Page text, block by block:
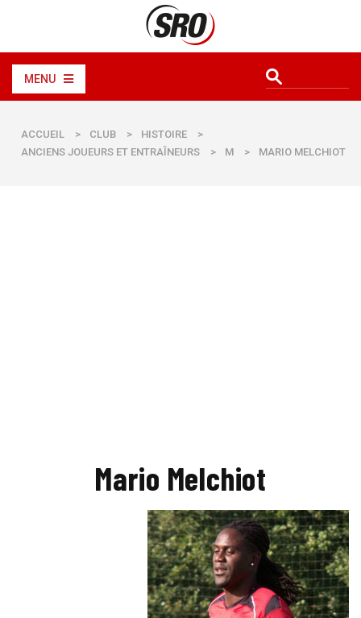
MENU
ACCUEIL > CLUB > HISTOIRE
>
ANCIENS JOUEURS ET ENTRAÎNEURS
> M > MARIO MELCHIOT
Mario Melchiot